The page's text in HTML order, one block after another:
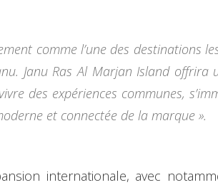
comme l’une des
Janu Ras Al Marjan Island
des expériences communes,
et connectée de la marque ».
internationale, avec